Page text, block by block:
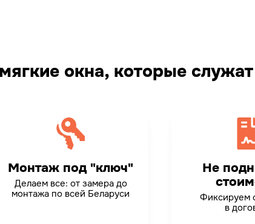
окна, которые
Монтаж под "ключ"
Делаем все: от замера до
монтажа по всей Беларуси
Не
Фиксируем
в